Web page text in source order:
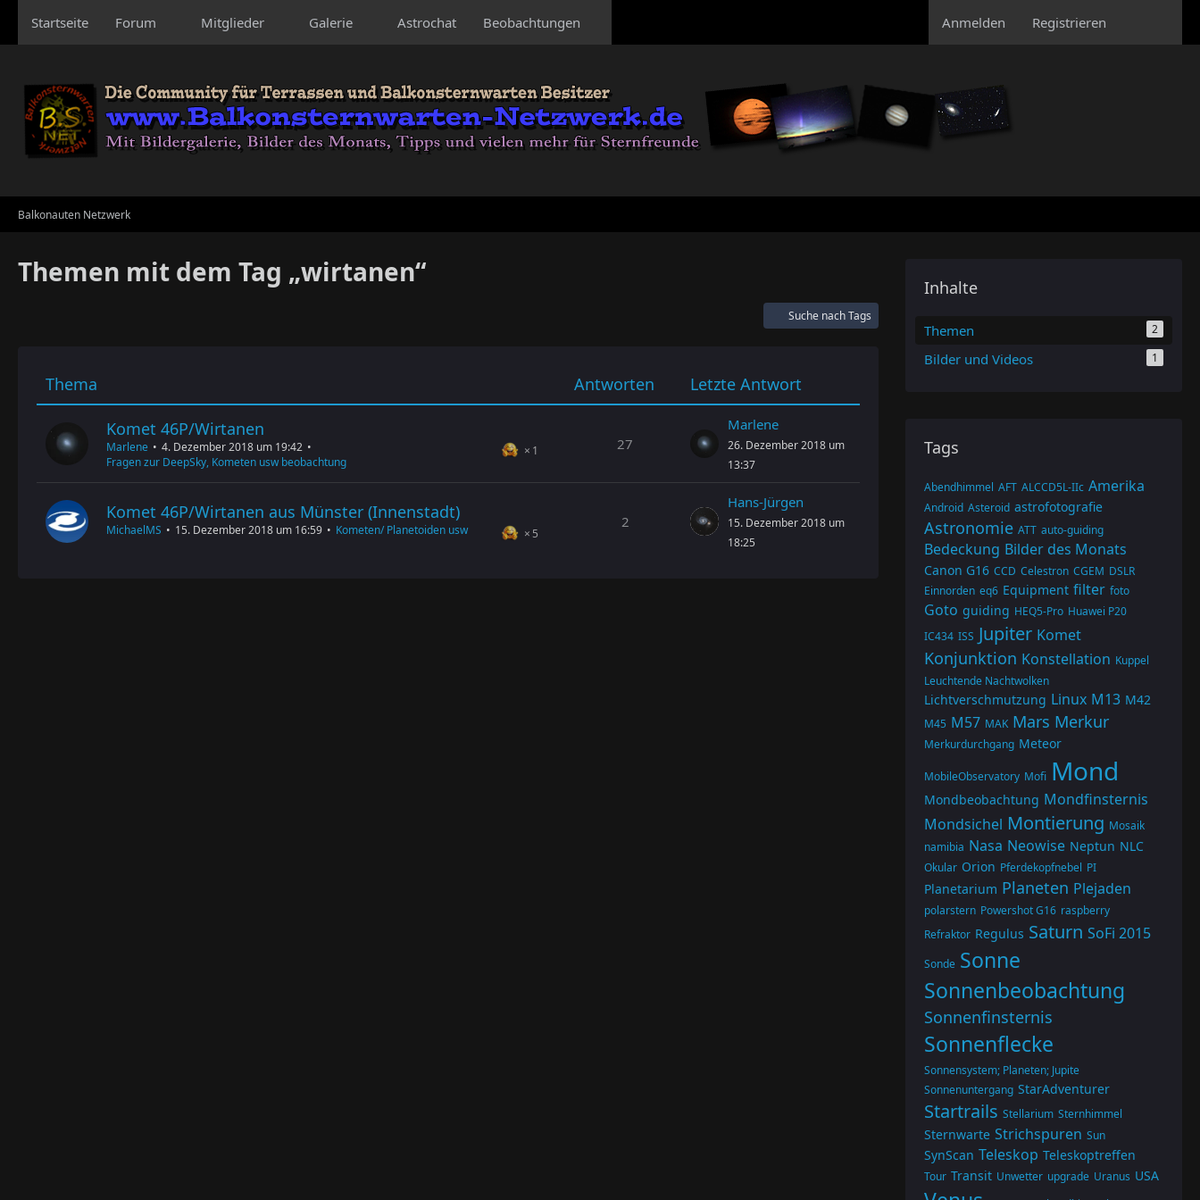
Startseite Forum Mitglieder Galerie Astrochat Beobachtungen Anmelden Registrieren
Balkonauten Netzwerk
Themen mit dem Tag „wirtanen“
Suche nach Tags
Thema Antworten Letzte Antwort
Komet 46P/Wirtanen
1
Marlene
4. Dezember 2018 um 19:42
Fragen zur DeepSky, Kometen usw beobachtung
27
Marlene
26. Dezember 2018 um
13:37
Komet 46P/Wirtanen aus Münster (Innenstadt)
5
MichaelMS 15. Dezember 2018 um 16:59 Kometen/ Planetoiden usw 2
Hans-Jürgen
15. Dezember 2018 um
18:25
Inhalte
Themen 2
Bilder und Videos 1
Tags
Abendhimmel AFT ALCCD5L-IIc Amerika
Android Asteroid astrofotografie
Astronomie ATT auto-guiding
Bedeckung Bilder des Monats
Canon G16 CCD Celestron CGEM DSLR
Einnorden eq6 Equipment filter foto
Goto guiding HEQ5-Pro Huawei P20
IC434 ISS Jupiter Komet
Konjunktion Konstellation Kuppel
Leuchtende Nachtwolken
Lichtverschmutzung Linux M13 M42
M45 M57 MAK Mars Merkur
Merkurdurchgang Meteor
MobileObservatory Mofi Mond
Mondbeobachtung Mondfinsternis
Mondsichel Montierung Mosaik
namibia Nasa Neowise Neptun NLC
Okular Orion Pferdekopfnebel PI
Planetarium Planeten Plejaden
polarstern Powershot G16 raspberry
Refraktor Regulus Saturn SoFi 2015
Sonde Sonne
Sonnenbeobachtung
Sonnenfinsternis
Sonnenflecke
Sonnensystem; Planeten; Jupite
Sonnenuntergang StarAdventurer
Startrails Stellarium Sternhimmel
Sternwarte Strichspuren Sun
SynScan Teleskop Teleskoptreffen
Tour Transit Unwetter upgrade Uranus USA